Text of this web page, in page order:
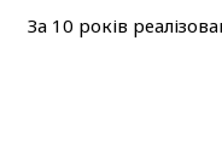
За 10 років